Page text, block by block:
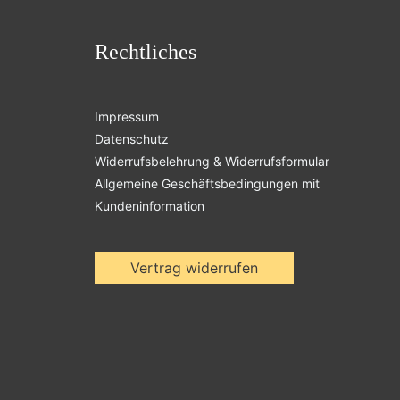
Rechtliches
Impressum
Datenschutz
Widerrufsbelehrung & Widerrufsformular
Allgemeine Geschäftsbedingungen mit
Kundeninformation
Vertrag widerrufen